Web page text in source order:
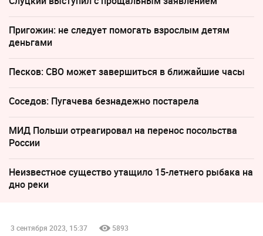
Пригожин: не следует помогать взрослым детям
деньгами
Песков: СВО может завершиться в ближайшие часы
Соседов: Пугачева безнадежно постарела
МИД Польши отреагировал на перенос посольства
России
Неизвестное существо утащило 15-летнего рыбака на
дно реки
3 сентября 2023, 15:37 5893